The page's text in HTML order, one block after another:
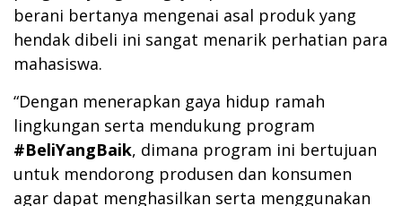
berani bertanya mengenai asal produk yang
hendak dibeli ini sangat menarik perhatian para
mahasiswa.
“Dengan menerapkan gaya hidup ramah
lingkungan serta mendukung program
#BeliYangBaik, dimana program ini bertujuan
untuk mendorong produsen dan konsumen
agar dapat menghasilkan serta menggunakan